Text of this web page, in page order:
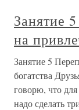
Занятие
на
Занятие 5
богатства
говорю, что
надо сделать